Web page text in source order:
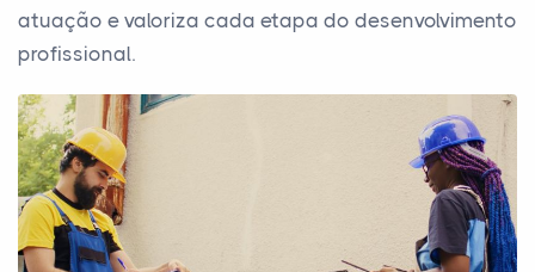
atuação e valoriza cada etapa do desenvolvimento
profissional.